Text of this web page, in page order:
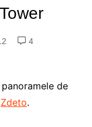
4
de
Zdeto.